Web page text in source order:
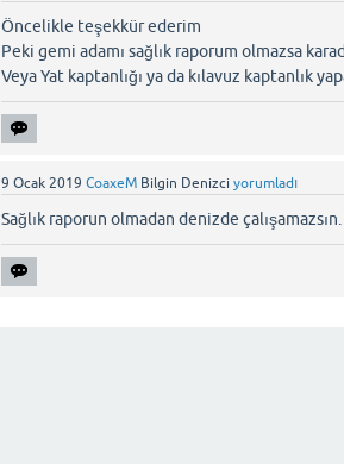
Öncelikle teşekkür ederim
Peki gemi adamı sağlık raporum olmazsa
Veya Yat kaptanlığı ya da kılavuz kaptanlık
9 Ocak 2019 CoaxeM Bilgin Denizci yorumladı
Sağlık raporun olmadan denizde çalışamazsın.